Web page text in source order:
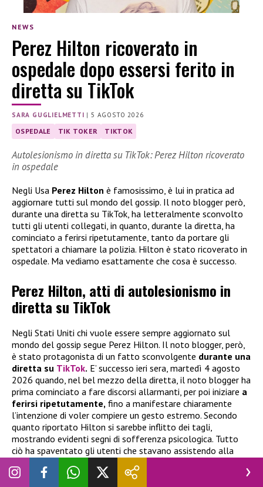
NEWS
Perez Hilton ricoverato in
ospedale dopo essersi ferito in
diretta su TikTok
SARA GUGLIELMETTI |5 AGOSTO 2026
OSPEDALE TIK TOKER TIKTOK
Autolesionismo in diretta su TikTok: Perez Hilton ricoverato
in ospedale
Negli Usa Perez Hilton è famosissimo, è lui in pratica ad
aggiornare tutti sul mondo del gossip. Il noto blogger però,
durante una diretta su TikTok, ha letteralmente sconvolto
tutti gli utenti collegati, in quanto, durante la diretta, ha
cominciato a ferirsi ripetutamente, tanto da portare gli
spettatori a chiamare la polizia. Hilton è stato ricoverato in
ospedale. Ma vediamo esattamente che cosa è successo.
Perez Hilton, atti di autolesionismo in
diretta su TikTok
Negli Stati Uniti chi vuole essere sempre aggiornato sul
mondo del gossip segue Perez Hilton. Il noto blogger, però,
è stato protagonista di un fatto sconvolgente durante una
diretta su TikTok. E’ successo ieri sera, martedì 4 agosto
2026 quando, nel bel mezzo della diretta, il noto blogger ha
prima cominciato a fare discorsi allarmanti, per poi iniziare a
ferirsi ripetutamente, fino a manifestare chiaramente
l’intenzione di voler compiere un gesto estremo. Secondo
quanto riportato Hilton si sarebbe inflitto dei tagli,
mostrando evidenti segni di sofferenza psicologica. Tutto
ciò ha spaventato gli utenti che stavano assistendo alla
diretta, spingendo molti di essi a chiamare la polizia.